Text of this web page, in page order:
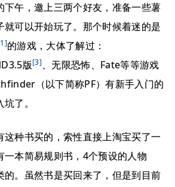
下午，邀上三两个好友，准备一些薯
就可以开始玩了。那个时候着迷的是
的游戏，大体了解过：
版[3]、无限恐怖、Fate等等游戏
（以下简称PF）有新手入门的
了。
这种书买的，索性直接上淘宝买了一
一本简易规则书，4个预设的人物
的。虽然书是买回来了，但是到目前